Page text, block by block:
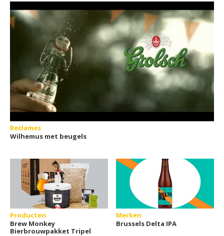
Reclames
Wilhemus met beugels
Producten
Brew Monkey
Bierbrouwpakket Tripel
Merken
Brussels Delta IPA